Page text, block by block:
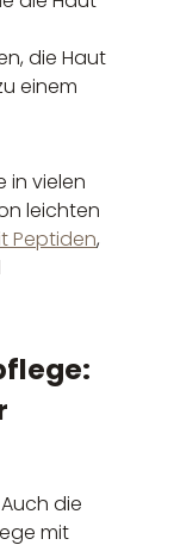
die Haut
einem
in vielen
leichten
Peptiden,
die
mit